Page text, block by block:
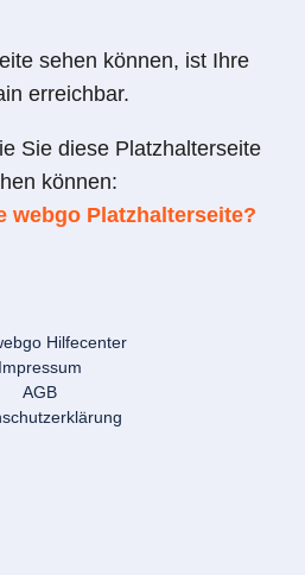
sehen können, ist Ihre
erreichbar.
Sie diese Platzhalterseite
können:
webgo Platzhalterseite?
Hilfecenter
Impressum
AGB